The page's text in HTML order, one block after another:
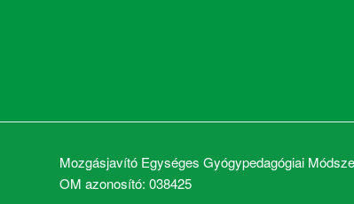
Mozgásjavító Egységes Gyógypedagógiai
OM azonosító: 038425